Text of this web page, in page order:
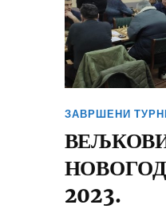
ЗАВРШЕНИ
2023.